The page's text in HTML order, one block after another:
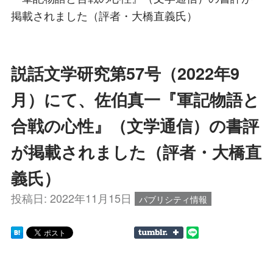
掲載されました（評者・大橋直義氏）
説話文学研究第57号（2022年9
月）にて、佐伯真一『軍記物語と
合戦の心性』（文学通信）の書評
が掲載されました（評者・大橋直
義氏）
投稿日: 2022年11月15日 パブリシティ情報